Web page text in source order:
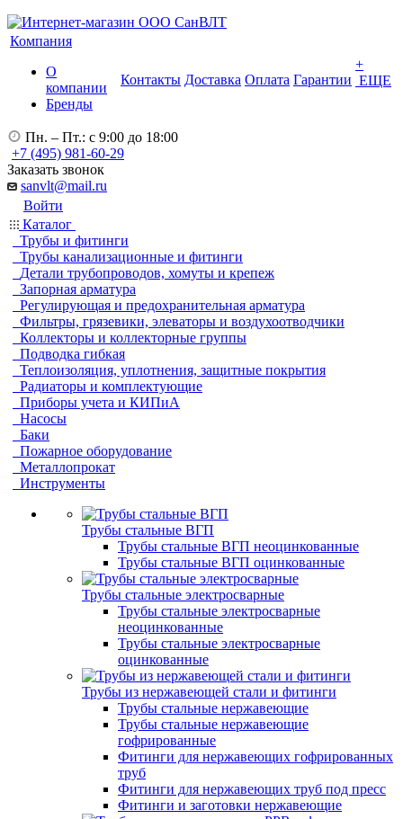
Компания
О
компании
Бренды
Контакты Доставка Оплата Гарантии
+
ЕЩЕ
Пн. – Пт.: с 9:00 до 18:00
+7 (495) 981-60-29
Заказать звонок
sanvlt@mail.ru
Войти
Каталог
Трубы и фитинги
Трубы канализационные и фитинги
Детали трубопроводов, хомуты и крепеж
Запорная арматура
Регулирующая и предохранительная арматура
Фильтры, грязевики, элеваторы и воздухоотводчики
Коллекторы и коллекторные группы
Подводка гибкая
Теплоизоляция, уплотнения, защитные покрытия
Радиаторы и комплектующие
Приборы учета и КИПиА
Насосы
Баки
Пожарное оборудование
Металлопрокат
Инструменты
Трубы стальные ВГП
Трубы стальные ВГП неоцинкованные
Трубы стальные ВГП оцинкованные
Трубы стальные электросварные
Трубы стальные электросварные
неоцинкованные
Трубы стальные электросварные
оцинкованные
Трубы из нержавеющей стали и фитинги
Трубы стальные нержавеющие
Трубы стальные нержавеющие
гофрированные
Фитинги для нержавеющих гофрированных
труб
Фитинги для нержавеющих труб под пресс
Фитинги и заготовки нержавеющие